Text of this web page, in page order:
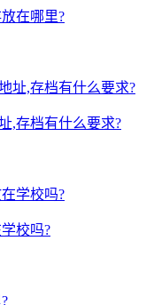
在哪里?
,存档有什么要求?
校吗?